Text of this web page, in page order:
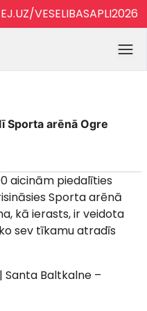
VESELIBASAPLI2026
Sporta arēnā Ogre
aicinām piedalīties
Sporta arēnā
kā ierasts, ir veidota
sev tīkamu atradīs
| Santa Baltkalne –